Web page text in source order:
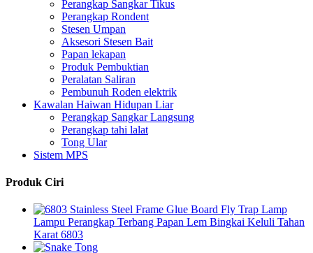
Perangkap Sangkar Tikus
Perangkap Rondent
Stesen Umpan
Aksesori Stesen Bait
Papan lekapan
Produk Pembuktian
Peralatan Saliran
Pembunuh Roden elektrik
Kawalan Haiwan Hidupan Liar
Perangkap Sangkar Langsung
Perangkap tahi lalat
Tong Ular
Sistem MPS
Produk Ciri
Lampu Perangkap Terbang Papan Lem Bingkai Keluli Tahan
Karat 6803